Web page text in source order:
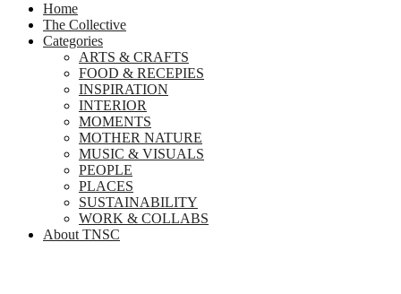
Home
The Collective
Categories
ARTS & CRAFTS
FOOD & RECEPIES
INSPIRATION
INTERIOR
MOMENTS
MOTHER NATURE
MUSIC & VISUALS
PEOPLE
PLACES
SUSTAINABILITY
WORK & COLLABS
About TNSC